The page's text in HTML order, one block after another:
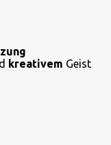
kreativem Geist